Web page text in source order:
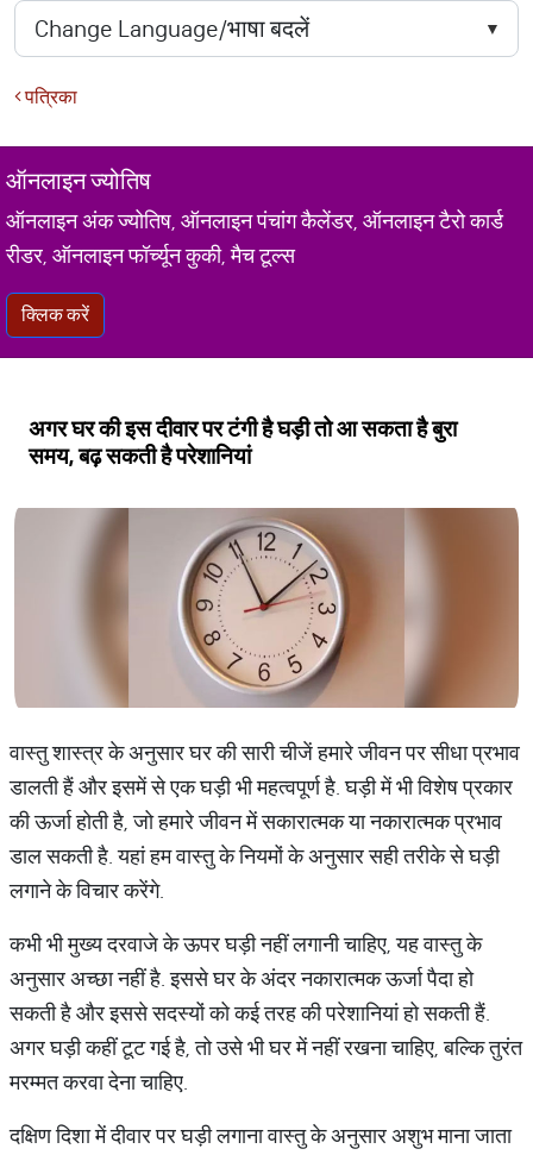
पत्रिका
ऑनलाइन ज्योतिष
ऑनलाइन अंक ज्योतिष, ऑनलाइन पंचांग कैलेंडर, ऑनलाइन टैरो कार्ड
रीडर, ऑनलाइन फॉर्च्यून कुकी, मैच टूल्स
क्लिक करें
अगर घर की इस दीवार पर टंगी है घड़ी तो आ सकता है बुरा
समय, बढ़ सकती है परेशानियां
वास्तु शास्त्र के अनुसार घर की सारी चीजें हमारे जीवन पर सीधा प्रभाव
डालती हैं और इसमें से एक घड़ी भी महत्वपूर्ण है. घड़ी में भी विशेष प्रकार
की ऊर्जा होती है, जो हमारे जीवन में सकारात्मक या नकारात्मक प्रभाव
डाल सकती है. यहां हम वास्तु के नियमों के अनुसार सही तरीके से घड़ी
लगाने के विचार करेंगे.
कभी भी मुख्य दरवाजे के ऊपर घड़ी नहीं लगानी चाहिए, यह वास्तु के
अनुसार अच्छा नहीं है. इससे घर के अंदर नकारात्मक ऊर्जा पैदा हो
सकती है और इससे सदस्यों को कई तरह की परेशानियां हो सकती हैं.
अगर घड़ी कहीं टूट गई है, तो उसे भी घर में नहीं रखना चाहिए, बल्कि तुरंत
मरम्मत करवा देना चाहिए.
दक्षिण दिशा में दीवार पर घड़ी लगाना वास्तु के अनुसार अशुभ माना जाता